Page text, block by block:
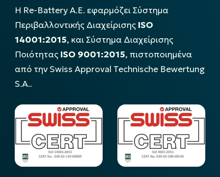
Η Re-Battery Α.Ε. εφαρμόζει Σύστημα
Περιβαλλοντικής Διαχείρισης ISO
14001:2015, και Σύστημα Διαχείρισης
Ποιότητας ISO 9001:2015, πιστοποιημένα
από την Swiss Approval Technische Bewertung
S.A..